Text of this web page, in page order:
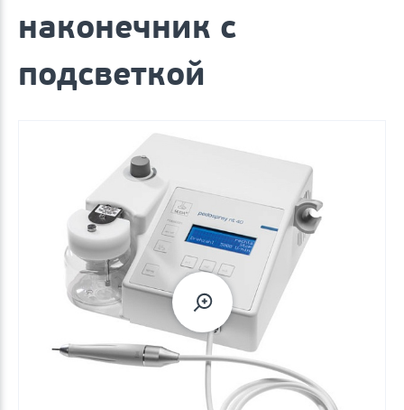
наконечник с
подсветкой